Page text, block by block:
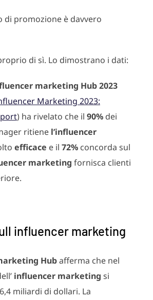
di promozione è davvero
di sì. Lo dimostrano i dati:
marketing Hub 2023
Marketing 2023:
) ha rivelato che il 90%dei
ritiene l’influencer
efficace e il 72% concorda sul
marketing fornisca clienti
influencer marketing
Hubafferma che nel
influencer marketing si
miliardi di dollari. La